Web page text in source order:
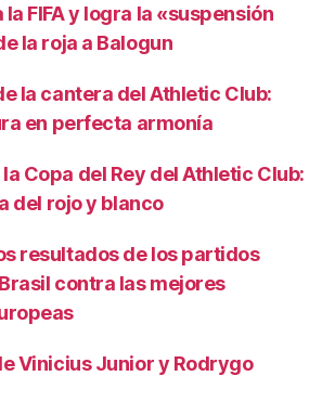
FIFA y logra la «suspensión
la roja a Balogun
la cantera del Athletic Club:
en perfecta armonía
Copa del Rey del Athletic Club:
del rojo y blanco
resultados de los partidos
contra las mejores
Vinicius Junior y Rodrygo